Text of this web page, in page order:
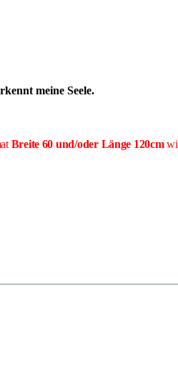
meine Seele.
Breite 60 und/oder Länge 120cm